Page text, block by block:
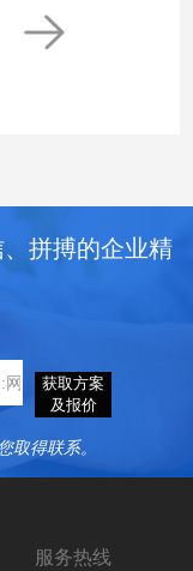
拼搏的企业精
获取方案
及报价
得联系。
服务热线